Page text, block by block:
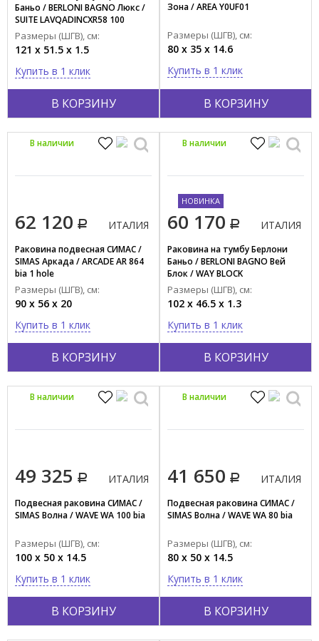
Красный
Показать все
Тип поверхности
Глянцевый
Матовый
Материал
Фаянс
Форма
Квадратная
Круглая
Полукруглая
Пятиугольная
Классика
Современный
Страна производства
ИТАЛИЯ
КИТАЙ
В КОРЗИНУ
Баньо / BERLONI BAGNO Люкс /
SUITE LAVQADINCXR58 100
(000TC121AD)
Размеры (ШГВ), см:
121 x 51.5 x 1.5
Купить в 1 клик
В КОРЗИНУ
Зона / AREA Y0UF01
Размеры (ШГВ), см:
80 x 35 x 14.6
Купить в 1 клик
62 120
В КОРЗИНУ
ИТАЛИЯ
Раковина подвесная СИМАС /
SIMAS Аркада / ARCADE AR 864
bia 1 hole
Размеры (ШГВ), см:
90 x 56 x 20
Купить в 1 клик
В наличии
60 170
В КОРЗИНУ
ИТАЛИЯ
Раковина на тумбу Берлони
Баньо / BERLONI BAGNO Вей
Блок / WAY BLOCK
LAVSMRINCXR003 101
Размеры (ШГВ), см:
102 x 46.5 x 1.3
Купить в 1 клик
В наличии
НОВИНКА
49 325
В КОРЗИНУ
ИТАЛИЯ
Подвесная раковина СИМАС /
SIMAS Волна / WAVE WA 100 bia
Размеры (ШГВ), см:
100 x 50 x 14.5
Купить в 1 клик
В наличии
41 650
В КОРЗИНУ
ИТАЛИЯ
Подвесная раковина СИМАС /
SIMAS Волна / WAVE WA 80 bia
Размеры (ШГВ), см:
80 x 50 x 14.5
Купить в 1 клик
В наличии